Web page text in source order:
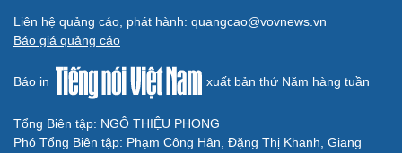
Liên hệ quảng cáo, phát hành: quangcao@vovnews.vn
Báo giá quảng cáo
Báo in xuất bản thứ Năm hàng tuần
Tổng Biên tập: NGÔ THIỆU PHONG
Phó Tổng Biên tập: Phạm Công Hân, Đặng Thị Khanh, Giang